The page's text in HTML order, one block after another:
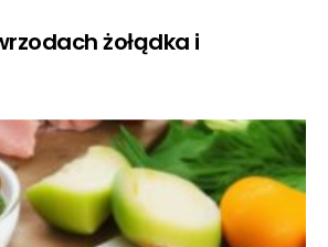
żołądka i